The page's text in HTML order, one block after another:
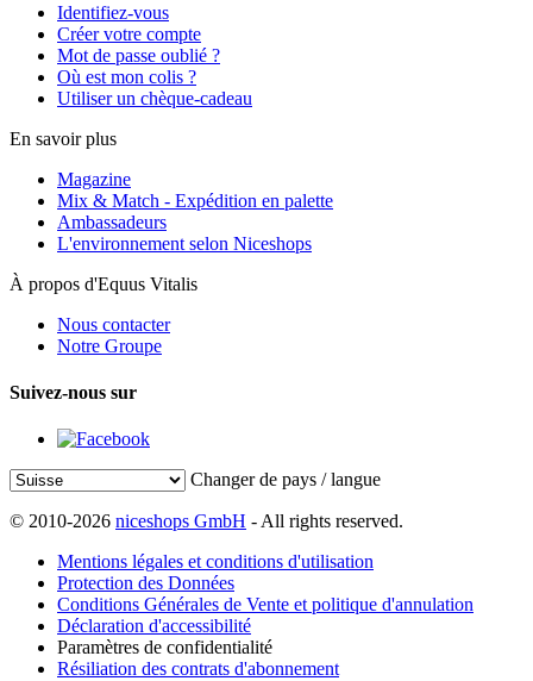
Identifiez-vous
Créer votre compte
Mot de passe oublié ?
Où est mon colis ?
Utiliser un chèque-cadeau
En savoir plus
Magazine
Mix & Match - Expédition en palette
Ambassadeurs
L'environnement selon Niceshops
À propos d'Equus Vitalis
Nous contacter
Notre Groupe
Suivez-nous sur
Changer de pays / langue
© 2010-2026 niceshops GmbH - All rights reserved.
Mentions légales et conditions d'utilisation
Protection des Données
Conditions Générales de Vente et politique d'annulation
Déclaration d'accessibilité
Paramètres de confidentialité
Résiliation des contrats d'abonnement